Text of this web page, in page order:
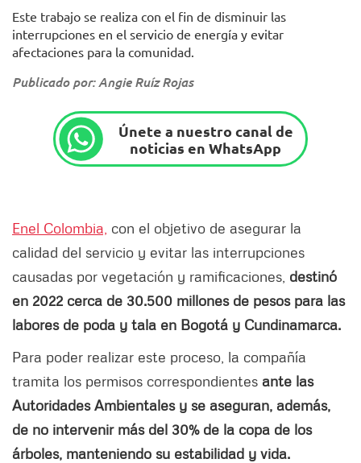
Este trabajo se realiza con el fin de disminuir las
interrupciones en el servicio de energía y evitar
afectaciones para la comunidad.
Publicado por: Angie Ruíz Rojas
Únete a nuestro canal de
noticias en WhatsApp
Enel Colombia, con el objetivo de asegurar la
calidad del servicio y evitar las interrupciones
causadas por vegetación y ramificaciones, destinó
en 2022 cerca de 30.500 millones de pesos para las
labores de poda y tala en Bogotá y Cundinamarca.
Para poder realizar este proceso, la compañía
tramita los permisos correspondientes ante las
Autoridades Ambientales y se aseguran, además,
de no intervenir más del 30% de la copa de los
árboles, manteniendo su estabilidad y vida.